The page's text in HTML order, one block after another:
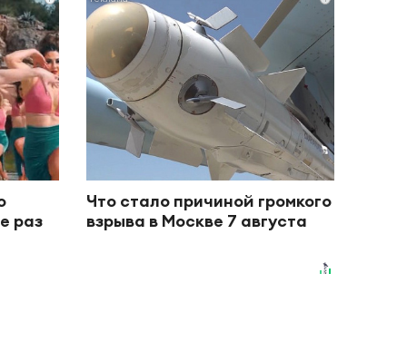
раз
Что стало причиной громкого
взрыва в Москве 7 августа